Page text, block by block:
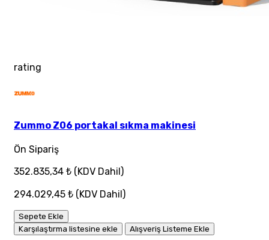
rating
Zummo Z06 portakal sıkma makinesi
Ön Sipariş
352.835,34 ₺ (KDV Dahil)
294.029,45 ₺ (KDV Dahil)
Sepete Ekle
Karşılaştırma listesine ekle
Alışveriş Listeme Ekle